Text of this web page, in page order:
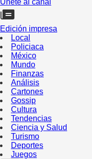
Edición impresa
Local
Policiaca
México
Mundo
Finanzas
Análisis
Cartones
Gossip
Cultura
Tendencias
Ciencia y Salud
Turismo
Deportes
Juegos